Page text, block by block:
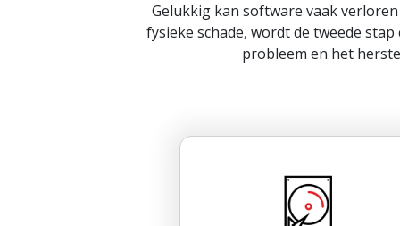
Gelukkig kan software vaak
fysieke schade, wordt de tweede
probleem en het